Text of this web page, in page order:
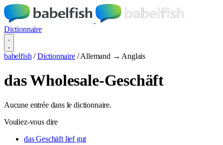
Dictionnaire
babelfish / Dictionnaire / Allemand → Anglais
das Wholesale-Geschäft
Aucune entrée dans le dictionnaire.
Vouliez-vous dire
das Geschäft lief gut